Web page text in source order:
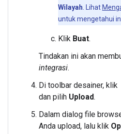
Wilayah . Lihat
untuk mengetahui
Klik Buat.
Tindakan ini akan
integrasi.
Di toolbar desainer, klik
dan pilih Upload.
Dalam dialog file
Anda upload, lalu klik